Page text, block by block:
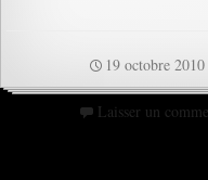
19 octobre 2010
Laisser un